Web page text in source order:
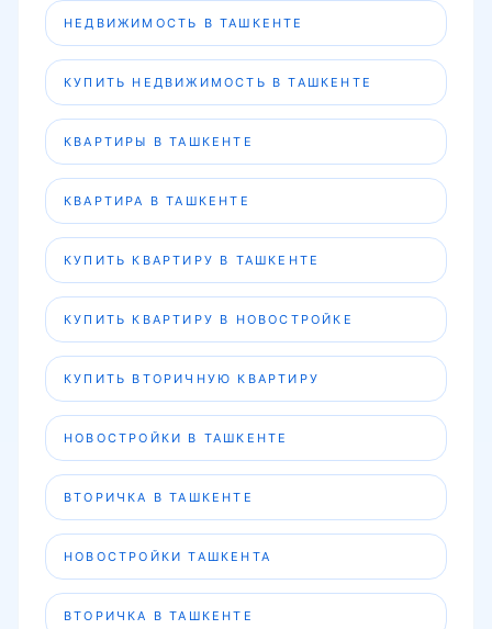
НЕДВИЖИМОСТЬ В ТАШКЕНТЕ
КУПИТЬ НЕДВИЖИМОСТЬ В ТАШКЕНТЕ
КВАРТИРЫ В ТАШКЕНТЕ
КВАРТИРА В ТАШКЕНТЕ
КУПИТЬ КВАРТИРУ В ТАШКЕНТЕ
КУПИТЬ КВАРТИРУ В НОВОСТРОЙКЕ
КУПИТЬ ВТОРИЧНУЮ КВАРТИРУ
НОВОСТРОЙКИ В ТАШКЕНТЕ
ВТОРИЧКА В ТАШКЕНТЕ
НОВОСТРОЙКИ ТАШКЕНТА
ВТОРИЧКА В ТАШКЕНТЕ